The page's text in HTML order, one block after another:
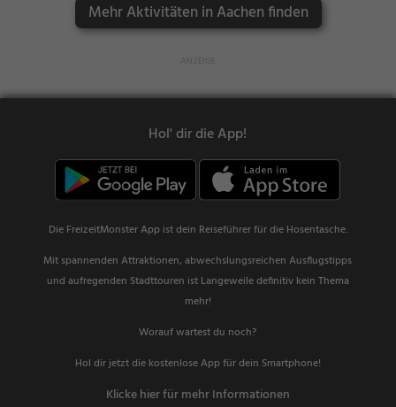
Mehr Aktivitäten in Aachen finden
Hol' dir die App!
Die FreizeitMonster App ist dein Reiseführer für die Hosentasche.
Mit spannenden Attraktionen, abwechslungsreichen Ausflugstipps
und aufregenden Stadttouren ist Langeweile definitiv kein Thema
mehr!
Worauf wartest du noch?
Hol dir jetzt die kostenlose App für dein Smartphone!
Klicke hier für mehr Informationen